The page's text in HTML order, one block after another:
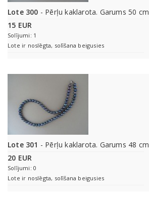
Lote 300 - Pērļu kaklarota. Garums 50 cm
15 EUR
Solījumi: 1
Lote ir noslēgta, solīšana beigusies
Lote 301 - Pērļu kaklarota. Garums 48 cm
20 EUR
Solījumi: 0
Lote ir noslēgta, solīšana beigusies